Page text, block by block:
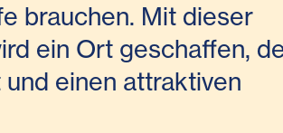
brauchen. Mit dieser
ein Ort geschaffen,
einen attraktiven